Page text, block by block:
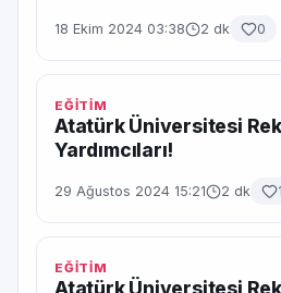
18 Ekim 2024 03:38 2 dk 0
EĞİTİM
Atatürk Üniversitesi
Yardımcıları!
29 Ağustos 2024 15:21 2 dk 1
EĞİTİM
Atatürk Üniversitesi